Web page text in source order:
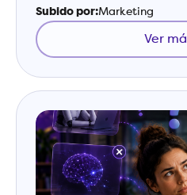
comerciales.
Subido por:Marketing
Ver